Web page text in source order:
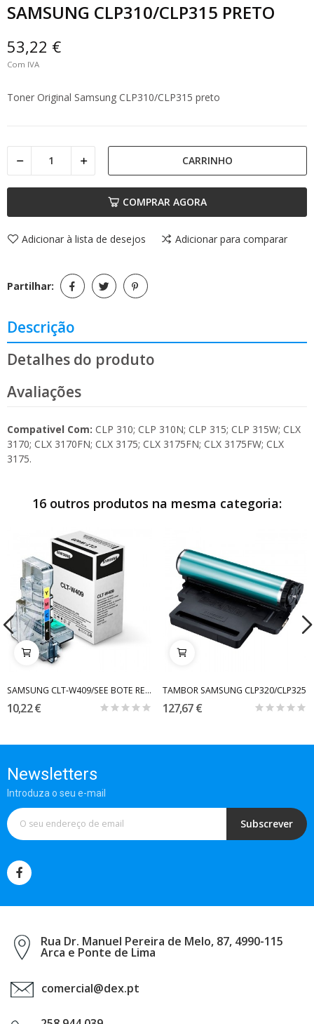
SAMSUNG CLP310/CLP315 PRETO
53,22 €
Com IVA
Toner Original Samsung CLP310/CLP315 preto
CARRINHO
COMPRAR AGORA
Adicionar à lista de desejos Adicionar para comparar
Partilhar:
Descrição
Detalhes do produto
Avaliações
Compativel Com: CLP 310; CLP 310N; CLP 315; CLP 315W; CLX
3170; CLX 3170FN; CLX 3175; CLX 3175FN; CLX 3175FW; CLX
3175.
16 outros produtos na mesma categoria:
SAMSUNG CLT-W409/SEE BOTE RESIDUAL
10,22 €
TAMBOR SAMSUNG CLP320/CLP325
127,67 €
Newsletters
Introduza o seu e-mail
Subscrever
Rua Dr. Manuel Pereira de Melo, 87, 4990-115
Arca e Ponte de Lima
comercial@dex.pt